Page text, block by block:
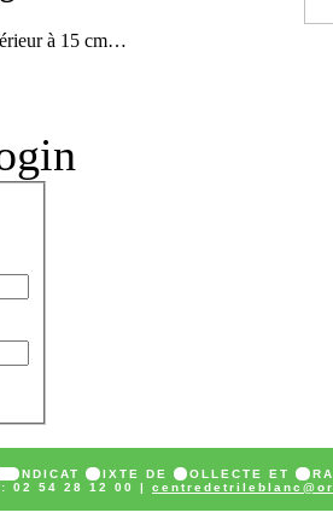
à 15 cm…
SY NDICAT MIXTE DE COLLECTE ET T
: 02 54 28 12 00 |